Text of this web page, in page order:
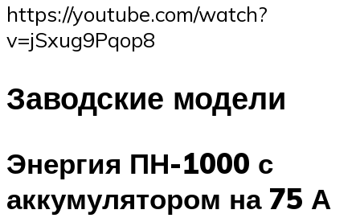
https://youtube.com/watch?
v=jSxug9Pqop8
Заводские модели
Энергия ПН-1000 с
аккумулятором на 75 А